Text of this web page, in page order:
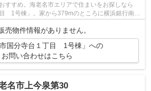
すすめ。海老名市エリアで住まいをお探しなら
1号棟」。家から379mのところに横浜銀行南海
の新築物件なの...
売物件情報がありません。
市国分寺台１丁目 1号棟」への
お問い合わせはこちら
名市上今泉第30